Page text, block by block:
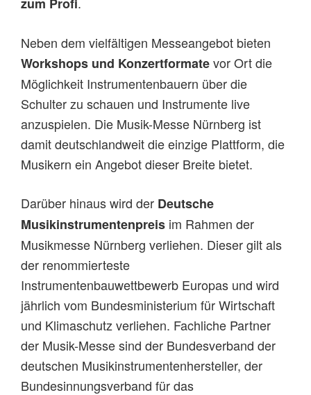
Neben dem vielfältigen Messeangebot bieten
Workshops und Konzertformatevor Ort die
Möglichkeit Instrumentenbauern über die
Schulter zu schauen und Instrumente live
anzuspielen. Die Musik-Messe Nürnberg ist
damit deutschlandweit die einzige Plattform, die
Musikern ein Angebot dieser Breite bietet.
Darüber hinaus wird der Deutsche
Musikinstrumentenpreis im Rahmen der
Musikmesse Nürnberg verliehen. Dieser gilt als
der renommierteste
Instrumentenbauwettbewerb Europas und wird
jährlich vom Bundesministerium für Wirtschaft
und Klimaschutz verliehen. Fachliche Partner
der Musik-Messe sind der Bundesverband der
deutschen Musikinstrumentenhersteller, der
Bundesinnungsverband für das